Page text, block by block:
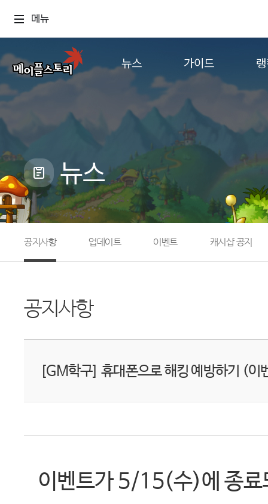
메뉴
뉴스
공지사항
업데이트
캐시샵 공지
메이플 알림판
with maple
가이드
게임정보
직업소개
확률형 아이템
NEXON NOW
뉴스
공지사항 업데이트 이벤트 캐시샵 공지
공지사항
[GM학구] 휴대폰으로 해킹 예방하기 (이
이벤트가 5/15(수)에 종료